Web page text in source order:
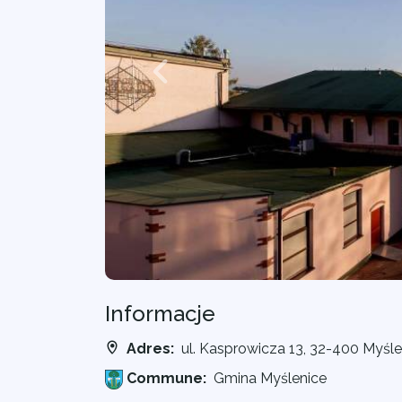
Informacje
Adres: ul. Kasprowicza 13, 32-400
Commune: Gmina Myślenice